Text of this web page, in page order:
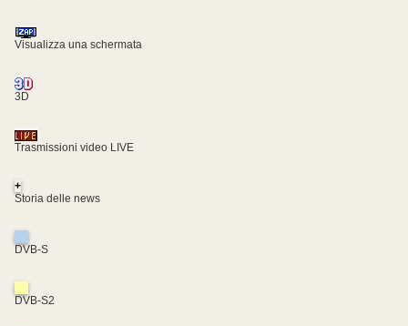
Visualizza una schermata
3D
Trasmissioni video LIVE
+
Storia delle news
DVB-S
DVB-S2